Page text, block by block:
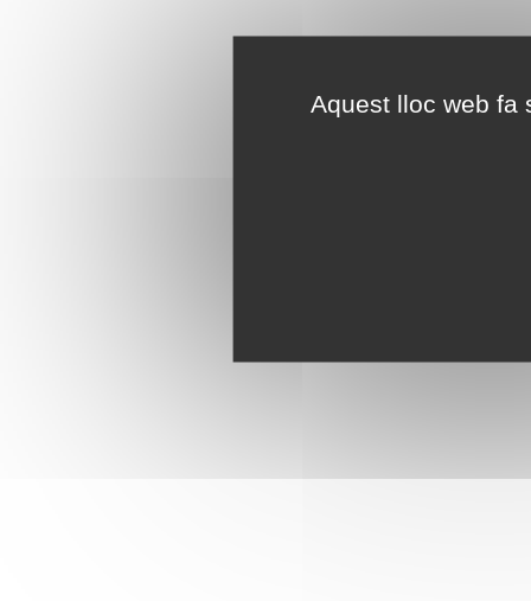
Aquest lloc web fa